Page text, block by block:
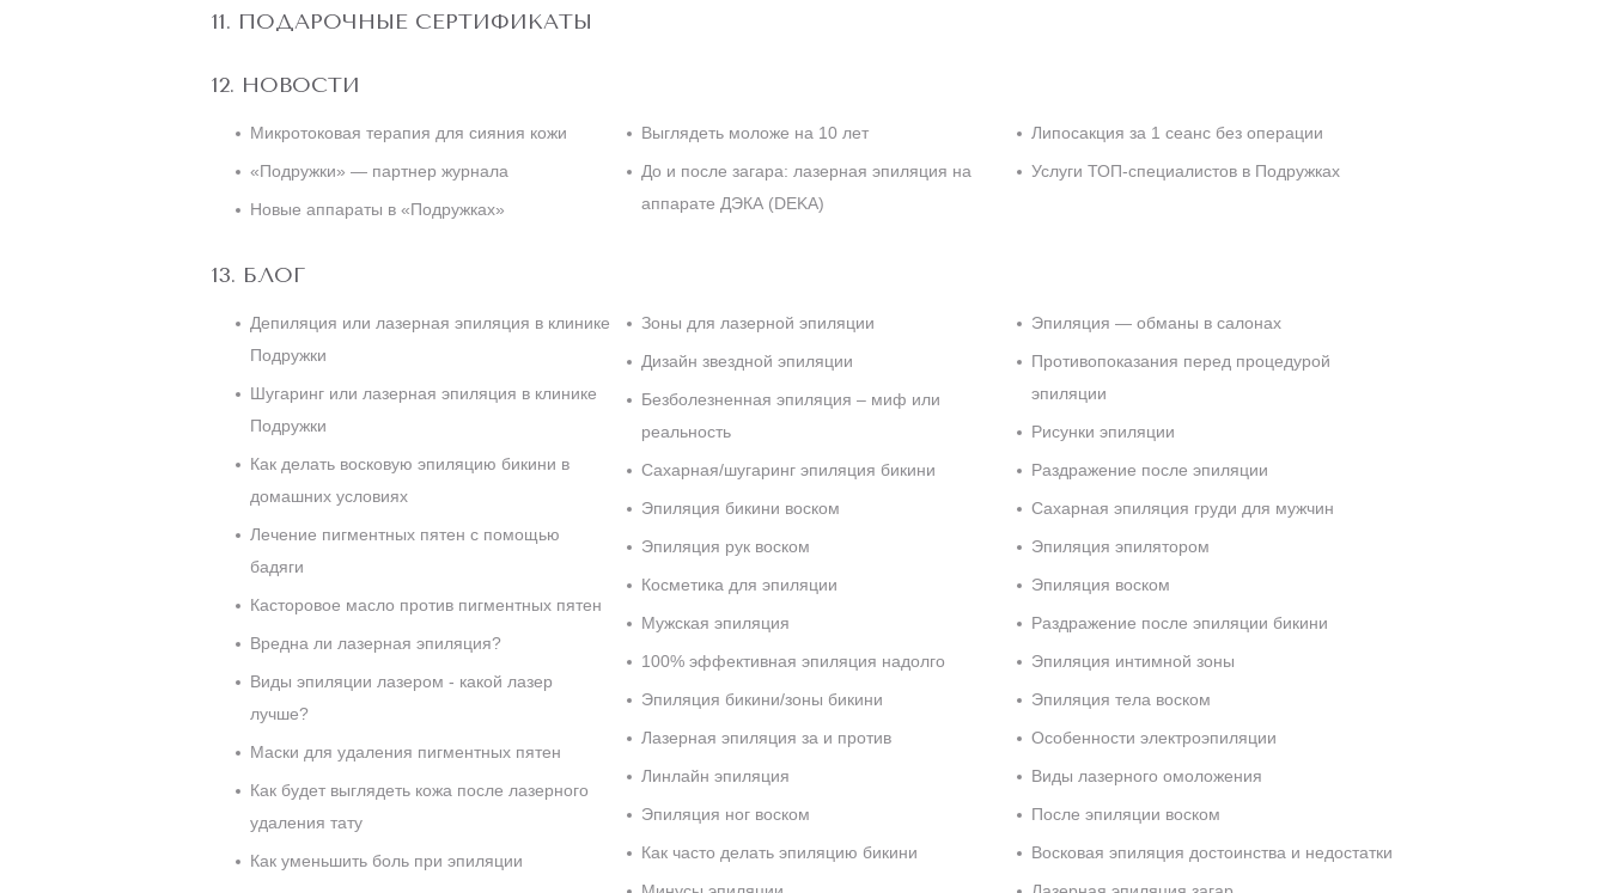
ПОДАРОЧНЫЕ СЕРТИФИКАТЫ
НОВОСТИ
Микротоковая терапия для сияния кожи
«Подружки» — партнер журнала
Новые аппараты в «Подружках»
Выглядеть моложе на 10 лет
До и после загара: лазерная эпиляция на
аппарате ДЭКА (DEKA)
Липосакция за 1 сеанс без операции
Услуги ТОП-специалистов в Подружках
БЛОГ
Депиляция или лазерная эпиляция в клинике
Подружки
Шугаринг или лазерная эпиляция в клинике
Подружки
Как делать восковую эпиляцию бикини в
домашних условиях
Лечение пигментных пятен с помощью
бадяги
Касторовое масло против пигментных пятен
Вредна ли лазерная эпиляция?
Виды эпиляции лазером - какой лазер
лучше?
Маски для удаления пигментных пятен
Как будет выглядеть кожа после лазерного
удаления тату
Как уменьшить боль при эпиляции
Зоны для лазерной эпиляции
Дизайн звездной эпиляции
Безболезненная эпиляция – миф или
реальность
Сахарная/шугаринг эпиляция бикини
Эпиляция бикини воском
Эпиляция рук воском
Косметика для эпиляции
Мужская эпиляция
100% эффективная эпиляция надолго
Эпиляция бикини/зоны бикини
Лазерная эпиляция за и против
Линлайн эпиляция
Эпиляция ног воском
Как часто делать эпиляцию бикини
Эпиляция — обманы в салонах
Противопоказания перед процедурой
эпиляции
Рисунки эпиляции
Раздражение после эпиляции
Сахарная эпиляция груди для мужчин
Эпиляция эпилятором
Эпиляция воском
Раздражение после эпиляции бикини
Эпиляция интимной зоны
Эпиляция тела воском
Особенности электроэпиляции
Виды лазерного омоложения
После эпиляции воском
Восковая эпиляция достоинства и недостатки